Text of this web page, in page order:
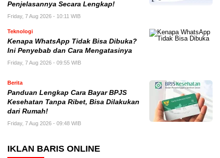
Penjelasannya Secara Lengkap!
Friday, 7 Aug 2026 - 10:11 WIB
Teknologi
Kenapa WhatsApp Tidak Bisa Dibuka?
Ini Penyebab dan Cara Mengatasinya
Friday, 7 Aug 2026 - 09:55 WIB
Berita
Panduan Lengkap Cara Bayar BPJS
Kesehatan Tanpa Ribet, Bisa Dilakukan
dari Rumah!
Friday, 7 Aug 2026 - 09:48 WIB
IKLAN BARIS ONLINE